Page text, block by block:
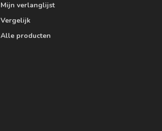
Mijn verlanglijst
Vergelijk
Alle producten